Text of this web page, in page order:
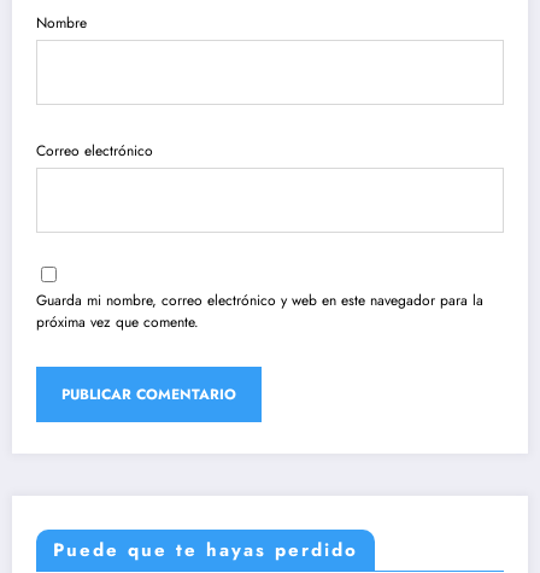
Nombre
Correo electrónico
Guarda mi nombre, correo electrónico y web en este navegador para la
próxima vez que comente.
Puede que te hayas perdido